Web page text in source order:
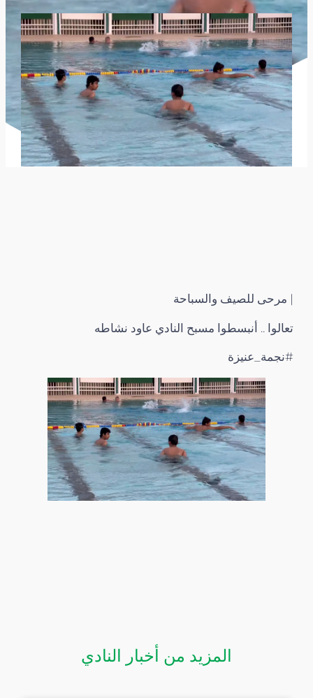
| مرحى للصيف والسباحة
تعالوا .. أنبسطوا مسبح النادي عاود نشاطه
#نجمة_عنيزة
المزيد من أخبار النادي